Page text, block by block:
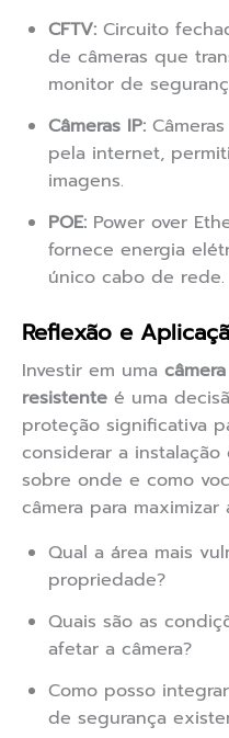
CFTV: Circuito
de câmeras que
monitor de
Câmeras IP:
pela internet,
imagens.
POE: Power over
fornece energia
único cabo de rede.
Reflexão e
Investir em uma
resistente é uma
proteção significativa
considerar a
sobre onde e como
câmera para
Qual a área mais
propriedade?
Quais são as
afetar a câmera?
Como posso
de segurança